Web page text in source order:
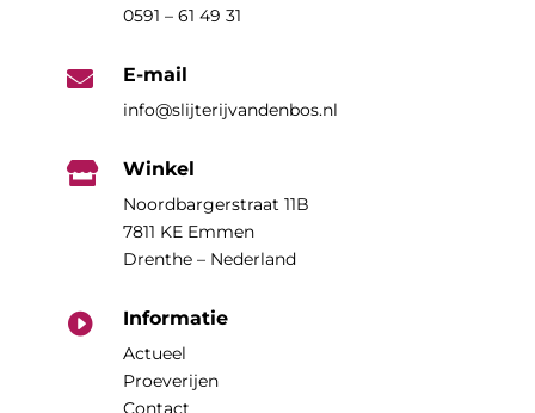
0591 – 61 49 31
 E-mail
info@slijterijvandenbos.nl
 Winkel
Noordbargerstraat 11B
7811 KE Emmen
Drenthe – Nederland
 Informatie
Actueel
Proeverijen
Contact